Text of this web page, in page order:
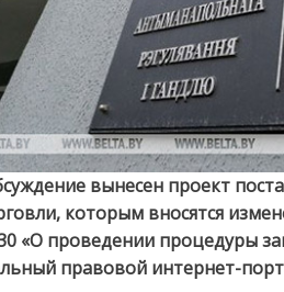
вынесен проект
которым вносятся
«О проведении процедуры
правовой интернет-